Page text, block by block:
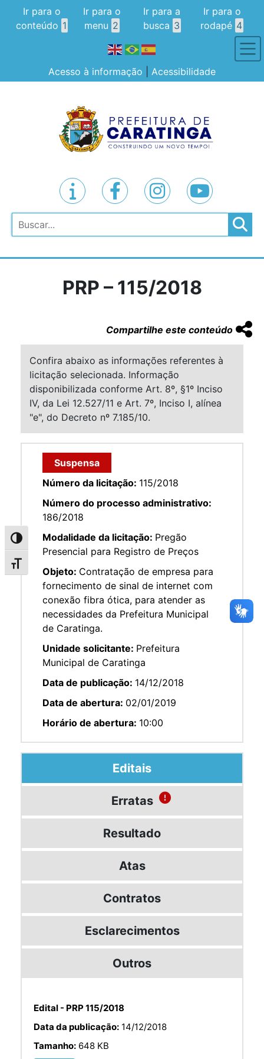
Alternar alto contraste
Alternar tamanho da fonte
Ir para o
conteúdo 1
Ir para o
menu 2
Ir para a
busca 3
Ir para o
rodapé 4
Acesso à informação Acessibilidade
Pesquisar
PRP – 115/2018
Compartilhe este conteúdo
Confira abaixo as informações referentes à
licitação selecionada. Informação
disponibilizada conforme Art. 8º, §1º Inciso
IV, da Lei 12.527/11 e Art. 7º, Inciso I, alínea
"e", do Decreto nº 7.185/10.
Suspensa
Número da licitação: 115/2018
Número do processo administrativo:
186/2018
Modalidade da licitação: Pregão
Presencial para Registro de Preços
Objeto: Contratação de empresa para
fornecimento de sinal de internet com
conexão fibra ótica, para atender as
necessidades da Prefeitura Municipal
de Caratinga.
Unidade solicitante: Prefeitura
Municipal de Caratinga
Data de publicação: 14/12/2018
Data de abertura: 02/01/2019
Horário de abertura: 10:00
Editais
Erratas
Resultado
Atas
Contratos
Esclarecimentos
Outros
Edital - PRP 115/2018
Data da publicação: 14/12/2018
Tamanho: 648 KB